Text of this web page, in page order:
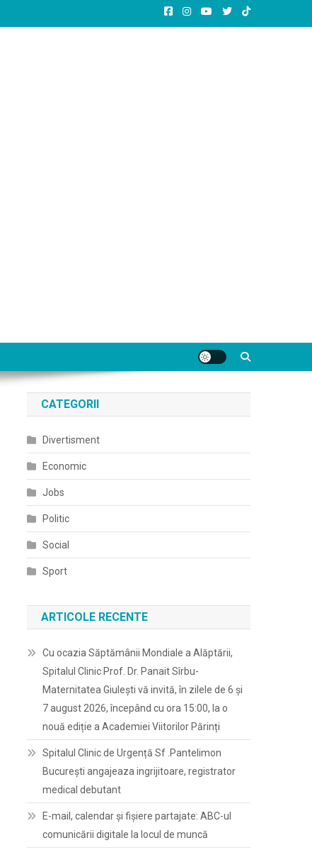
CATEGORII
Divertisment
Economic
Jobs
Politic
Social
Sport
ARTICOLE RECENTE
Cu ocazia Săptămânii Mondiale a Alăptării,
Spitalul Clinic Prof. Dr. Panait Sîrbu-
Maternitatea Giulești vă invită, în zilele de 6 și
7 august 2026, începând cu ora 15:00, la o
nouă ediție a Academiei Viitorilor Părinți
Spitalul Clinic de Urgență Sf .Pantelimon
București angajeaza ingrijitoare, registrator
medical debutant
E-mail, calendar şi fişiere partajate: ABC-ul
comunicării digitale la locul de muncă